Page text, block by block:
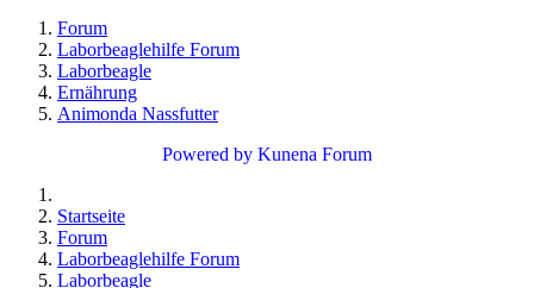
Forum
Laborbeaglehilfe Forum
Laborbeagle
Ernährung
Animonda Nassfutter
Powered by Kunena Forum
Startseite
Forum
Laborbeaglehilfe Forum
Laborbeagle